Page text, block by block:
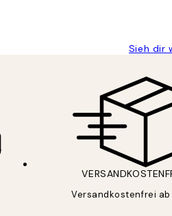
Sieh dir
Versandkostenfrei